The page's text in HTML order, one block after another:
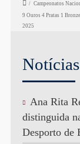
/ Campeonatos
9 Ouros 4 Pratas 1
2025
Notícias
Ana Rita
distinguida
Desporto de